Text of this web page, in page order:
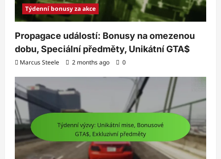
Týdenní bonusy za akce
Propagace událostí: Bonusy na omezenou
dobu, Speciální předměty, Unikátní GTA$
Marcus Steele 2 months ago 0